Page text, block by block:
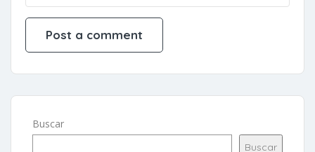
Buscar
Buscar